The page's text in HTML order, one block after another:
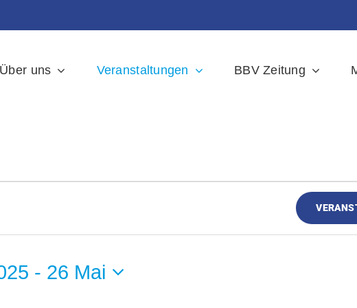
Über uns Veranstaltungen BBV Zeitung
- 26 Mai